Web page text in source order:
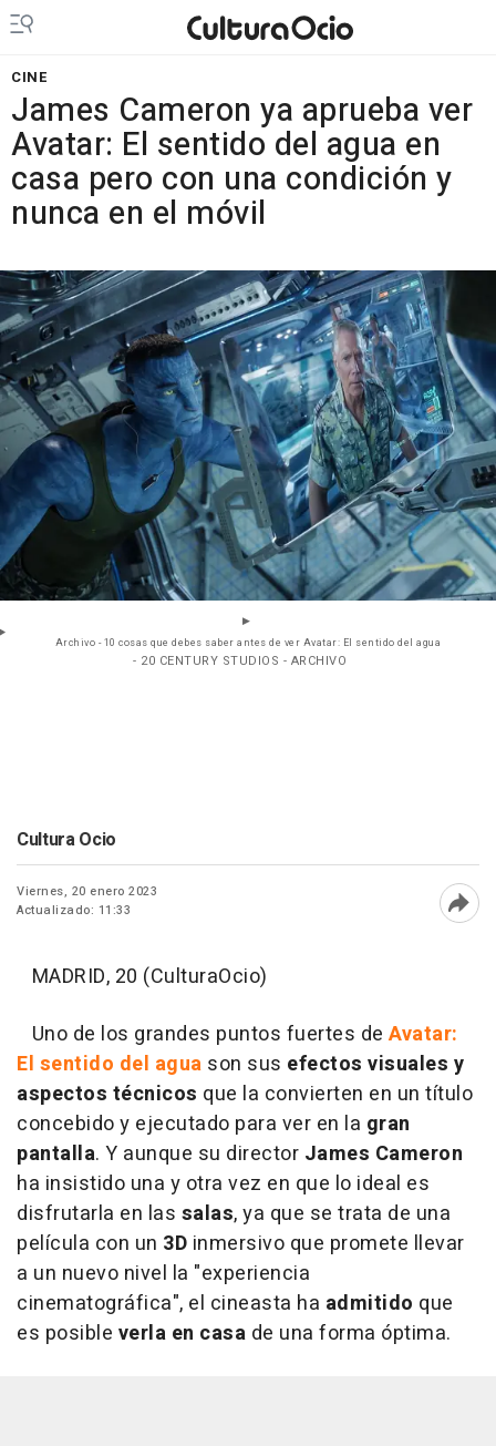
CINE
James Cameron ya aprueba ver
Avatar: El sentido del agua en
casa pero con una condición y
nunca en el móvil
Archivo - 10 cosas que debes saber antes de ver Avatar: El sentido del agua
- 20 CENTURY STUDIOS - ARCHIVO
Cultura Ocio
Viernes, 20 enero 2023
Actualizado: 11:33
MADRID, 20 (CulturaOcio)
Uno de los grandes puntos fuertes de Avatar:
El sentido del agua son sus efectos visuales y
aspectos técnicos que la convierten en un título
concebido y ejecutado para ver en la gran
pantalla. Y aunque su director James Cameron
ha insistido una y otra vez en que lo ideal es
disfrutarla en las salas, ya que se trata de una
película con un 3D inmersivo que promete llevar
a un nuevo nivel la "experiencia
cinematográfica", el cineasta ha admitido que
es posible verla en casa de una forma óptima.